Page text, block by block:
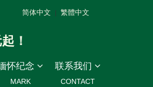
怀纪念
MARK
联系我们
CONTACT
简体中文 繁體中文